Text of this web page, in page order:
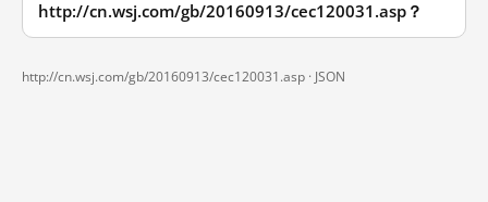
http://cn.wsj.com/gb/20160913/cec120031.asp？
http://cn.wsj.com/gb/20160913/cec120031.asp · JSON